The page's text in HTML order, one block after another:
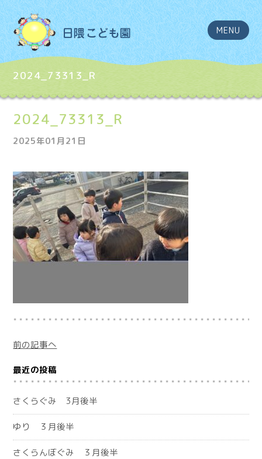
MENU
2024_73313_R
2024_73313_R
2025年01月21日
前の記事へ
最近の投稿
さくらぐみ 3月後半
ゆり ３月後半
さくらんぼぐみ ３月後半